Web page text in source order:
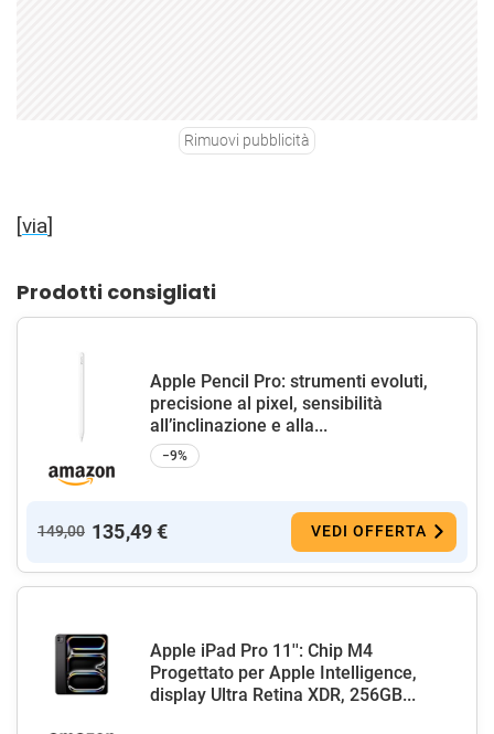
Rimuovi pubblicità
[via]
Prodotti consigliati
Apple Pencil Pro: strumenti evoluti,
precisione al pixel, sensibilità
all’inclinazione e alla...
−9%
149,00 135,49 € VEDI OFFERTA
Apple iPad Pro 11'': Chip M4
Progettato per Apple Intelligence,
display Ultra Retina XDR, 256GB...